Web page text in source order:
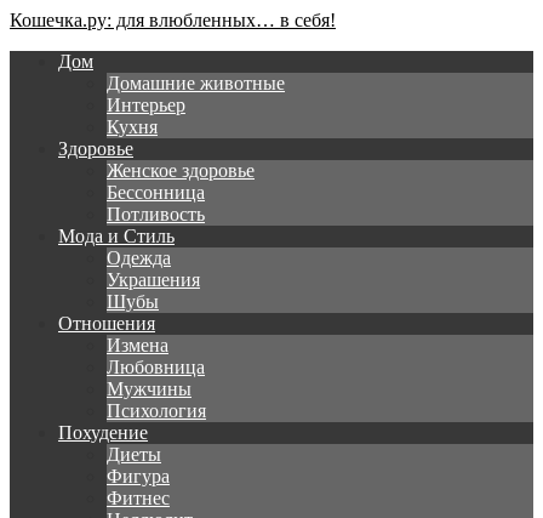
Кошечка.ру: для влюбленных… в себя!
Дом
Домашние животные
Интерьер
Кухня
Здоровье
Женское здоровье
Бессонница
Потливость
Мода и Стиль
Одежда
Украшения
Шубы
Отношения
Измена
Любовница
Мужчины
Психология
Похудение
Диеты
Фигура
Фитнес